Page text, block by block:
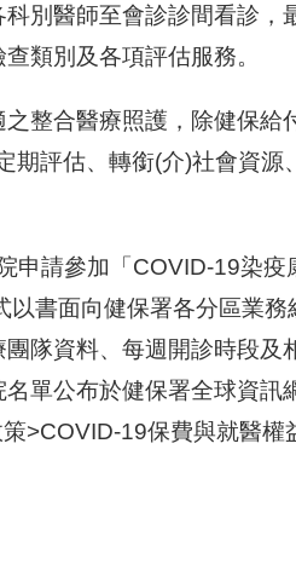
別醫師至會診診間看診，
類別及各項評估服務。
整合醫療照護，除健保給
評估、轉銜(介)社會資源
申請參加「COVID-19染疫
書面向健保署各分區業務
隊資料、每週開診時段及
單公布於健保署全球資訊
>COVID-19保費與就醫權